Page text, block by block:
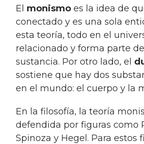
monismo es la idea de
conectado y es una sola
esta teoría, todo en el
relacionado y forma parte
sustancia. Por otro lado, el
sostiene que hay dos
en el mundo: el cuerpo y la
En la filosofía, la teoría monista ha sido
defendida por figuras como
Spinoza y Hegel. Para estos